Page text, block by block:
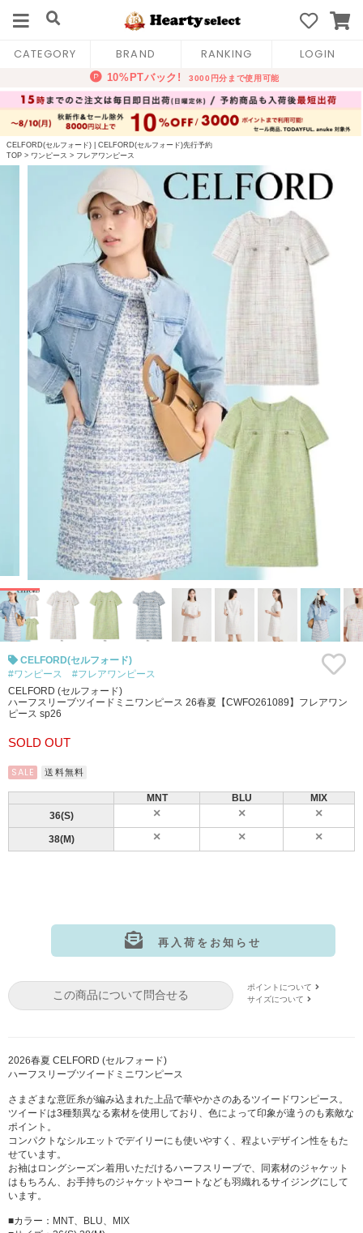
CATEGORY BRAND RANKING LOGIN
CELFORD(セルフォード)
CELFORD(セルフォード)先行予約
TOP > ワンピース > フレアワンピース
CELFORD(セルフォード)
#ワンピース
#フレアワンピース
CELFORD (セルフォード)
ハーフスリーブツイードミニワンピース 26春夏【CWFO261089】フレアワン
ピース sp26
SOLD OUT
SALE 送料無料
MNT BLU
MIX
36(S)
38(M)
再入荷をお知らせ
サイズ:36(S) カラー: BLU
サイズ:38(M) カラー: BLU
サイズ:38(M) カラー: MIX
この商品について問合せる
ポイントについて
サイズについて
2026春夏 CELFORD (セルフォード)
ハーフスリーブツイードミニワンピース
さまざまな意匠糸が編み込まれた上品で華やかさのあるツイードワンピース。
ツイードは3種類異なる素材を使用しており、色によって印象が違うのも素敵な
ポイント。
コンパクトなシルエットでデイリーにも使いやすく、程よいデザイン性をもた
せています。
お袖はロングシーズン着用いただけるハーフスリーブで、同素材のジャケット
はもちろん、お手持ちのジャケットやコートなども羽織れるサイジングにして
います。
■カラー：MNT、BLU、MIX